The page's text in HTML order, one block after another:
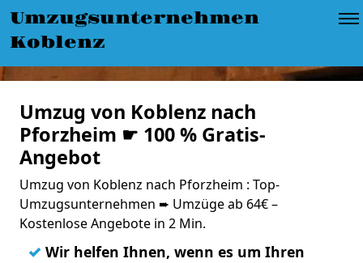
Umzugsunternehmen
Koblenz
Umzug von Koblenz nach
Pforzheim ☛ 100 % Gratis-
Angebot
Umzug von Koblenz nach Pforzheim : Top-
Umzugsunternehmen ➨ Umzüge ab 64€ –
Kostenlose Angebote in 2 Min.
✓ Wir helfen Ihnen, wenn es um Ihren